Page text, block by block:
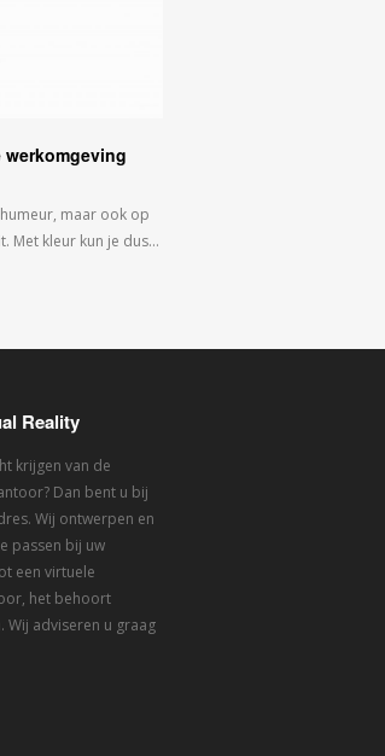
werkomgeving
maar ook op
Met kleur kun je dus…
Reality
krijgen van de
Dan bent u bij
Wij ontwerpen en
passen bij uw
een virtuele
het behoort
Wij adviseren u graag